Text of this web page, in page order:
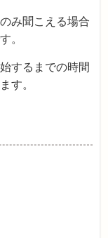
み聞こえる場合
。
するまでの時間
す。